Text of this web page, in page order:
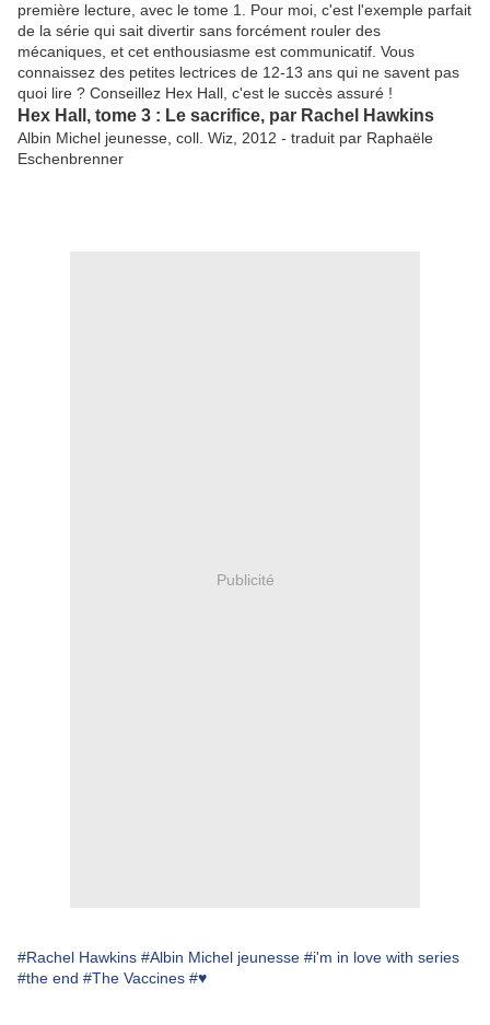
première lecture, avec le tome 1. Pour moi, c'est l'exemple parfait
de la série qui sait divertir sans forcément rouler des
mécaniques, et cet enthousiasme est communicatif. Vous
connaissez des petites lectrices de 12-13 ans qui ne savent pas
quoi lire ? Conseillez Hex Hall, c'est le succès assuré !
Hex Hall, tome 3 : Le sacrifice, par Rachel Hawkins
Albin Michel jeunesse, coll. Wiz, 2012 - traduit par Raphaële
Eschenbrenner
Publicité
#Rachel Hawkins #Albin Michel jeunesse #i'm in love with series
#the end #The Vaccines #♥